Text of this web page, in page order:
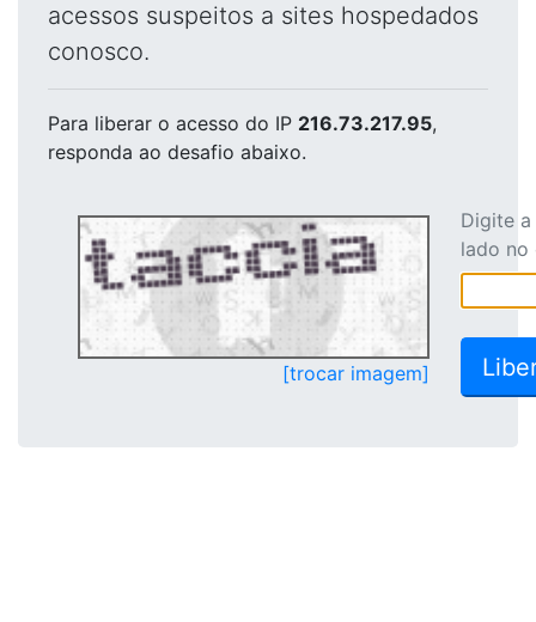
acessos suspeitos a sites hospedados
conosco.
Para liberar o acesso do IP 216.73.217.95,
responda ao desafio abaixo.
[trocar imagem]
Digite
lado no